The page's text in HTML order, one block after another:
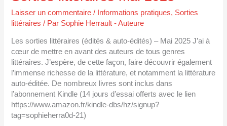
Laisser un commentaire / Informations pratiques, Sorties
littéraires / Par Sophie Herrault - Auteure
Les sorties littéraires (édités & auto-édités) – Mai 2025 J’ai à
cœur de mettre en avant des auteurs de tous genres
littéraires. J’espère, de cette façon, faire découvrir également
l’immense richesse de la littérature, et notamment la littérature
auto-éditée. De nombreux livres sont inclus dans
l’abonnement Kindle (14 jours d’essai offerts avec le lien
https://www.amazon.fr/kindle-dbs/hz/signup?
tag=sophieherra0d-21)